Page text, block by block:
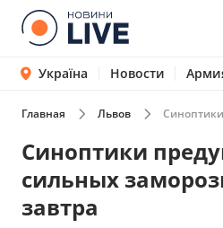
Україна Новости
Главная Львов
Синоптики
сильных
завтра